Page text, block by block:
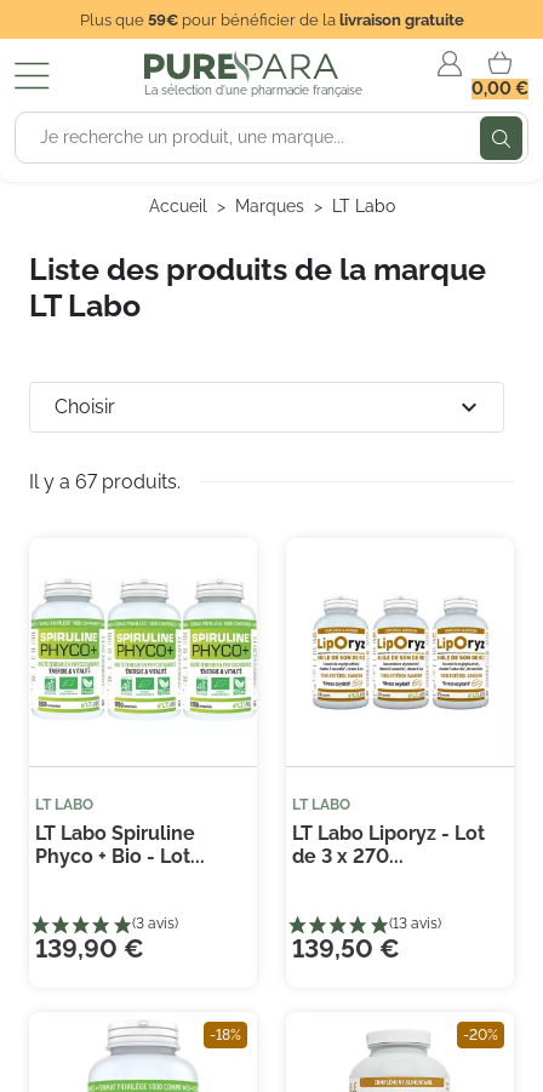
Plus que59€pour bénéficier de lalivraison gratuite
La sélection d'une pharmacie française 0,00 €
Accueil Marques LT Labo
Liste des produits de la marque
LT Labo
Il y a 67 produits.
Choisir expand_more
LT LABO
LT Labo Spiruline
Phyco + Bio - Lot...
139,90 €
LT LABO
LT Labo Liporyz - Lot
de 3 x 270...
139,50 €
-18% -20%